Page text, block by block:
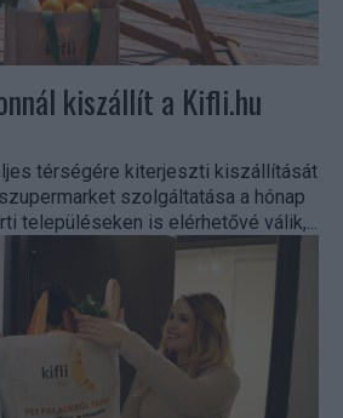
kiszállít a Kifli.hu
térségére kiterjeszti kiszállítását
szolgáltatása a hónap
településeken is elérhetővé válik,...